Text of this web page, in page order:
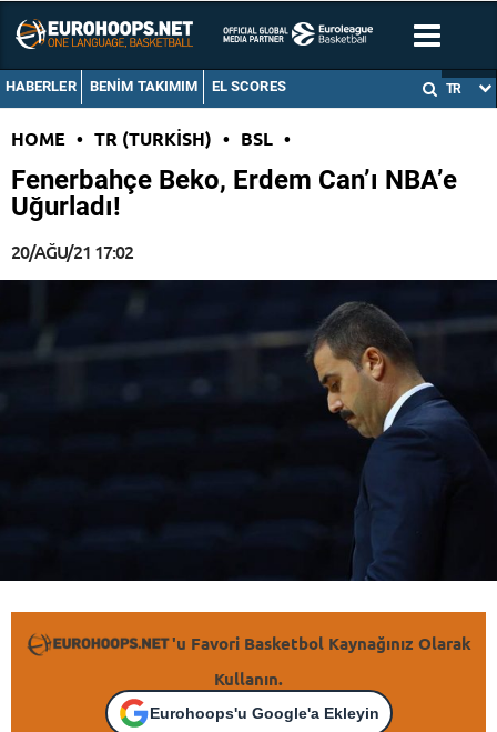
HABERLER BENIM TAKIMIM EL SCORES TR
HOME • TR (TURKISH) • BSL •
Fenerbahçe Beko, Erdem Can’ı NBA’e
Uğurladı!
20/AĞU/21 17:02
'u Favori Basketbol Kaynağınız Olarak
Kullanın.
Eurohoops'u Google'a Ekleyin